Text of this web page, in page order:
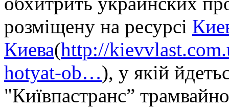
розміщену на ресурсі
Киева(http://
hotyat-ob…), у якій
"Київпастранс”